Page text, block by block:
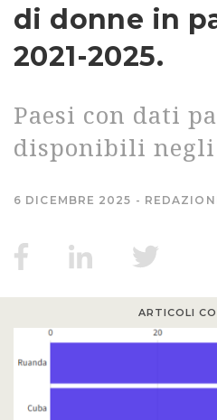
AMBIENTE
CONFLITTI
DONNE
ECONOMIA
POVERTÀ
SALUTE
di donne in
2021-2025.
Paesi con dati
disponibili
6 DICEMBRE 2025
ARTICOLI